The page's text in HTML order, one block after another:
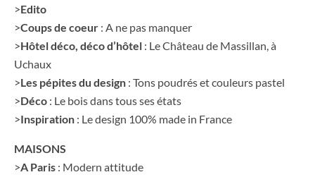
>Edito
>Coups de coeur : A ne pas manquer
>Hôtel déco, déco d’hôtel : Le Château de Massillan, à
Uchaux
>Les pépites du design : Tons poudrés et couleurs pastel
>Déco : Le bois dans tous ses états
>Inspiration : Le design 100% made in France
MAISONS
>A Paris : Modern attitude